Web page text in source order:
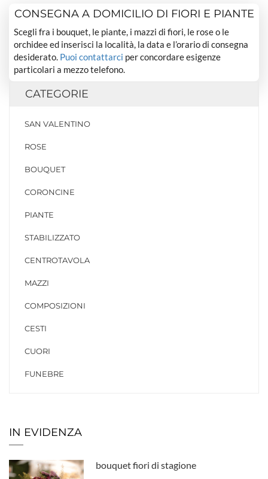
CONSEGNA A DOMICILIO DI FIORI E PIANTE
Scegli fra i bouquet, le piante, i mazzi di fiori, le rose o le
orchidee ed inserisci la località, la data e l’orario di consegna
desiderato. Puoi contattarci per concordare esigenze
particolari a mezzo telefono.
CATEGORIE
SAN VALENTINO
ROSE
BOUQUET
CORONCINE
PIANTE
STABILIZZATO
CENTROTAVOLA
MAZZI
COMPOSIZIONI
CESTI
CUORI
FUNEBRE
IN EVIDENZA
bouquet fiori di stagione